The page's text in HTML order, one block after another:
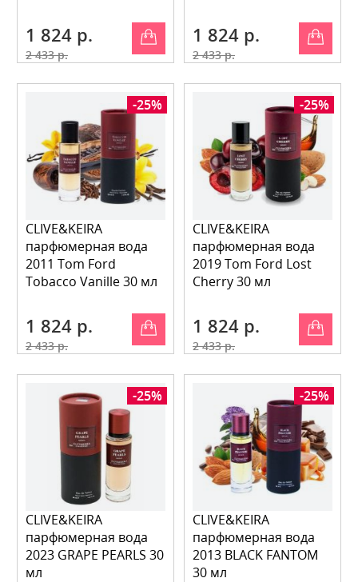
1 824 р.
2 433 р.
1 824 р.
2 433 р.
-25%
CLIVE&KEIRA
парфюмерная вода
2011 Tom Ford
Tobacco Vanille 30 мл
1 824 р.
2 433 р.
-25%
CLIVE&KEIRA
парфюмерная вода
2019 Tom Ford Lost
Cherry 30 мл
1 824 р.
2 433 р.
-25%
CLIVE&KEIRA
парфюмерная вода
2023 GRAPE PEARLS 30
мл
-25%
CLIVE&KEIRA
парфюмерная вода
2013 BLACK FANTOM
30 мл